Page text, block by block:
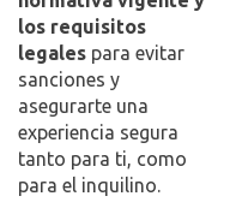
los requisitos
legales para evitar
sanciones y
asegurarte una
experiencia segura
tanto para ti, como
para el inquilino.